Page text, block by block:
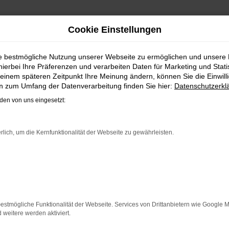
LEASEN,
FAHRZEUG FÜR MINDEN
bleiben. Unser Vorschlag ist ein VW Passat Variant,
Passat Variant für Minden ist perfekt verarbeitet und auf
sowohl eine Tageszulassung als auch einen
und genießen zudem einen außergewöhnlichen
ist ein Fehler aufgetreten.
Cookie Einstellungen
bestmögliche Nutzung unserer Webseite zu ermöglichen und unsere
Ihre Präferenzen und verarbeiten Daten für Marketing und
späteren Zeitpunkt Ihre Meinung ändern, können Sie die
zum Umfang der Datenverarbeitung finden Sie hier:
von uns eingesetzt:
um die Kernfunktionalität der Webseite zu gewährleisten.
Funktionalität der Webseite. Services von Drittanbietern wie Google
weitere werden aktiviert.